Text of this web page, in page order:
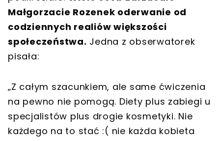
Małgorzacie Rozenek oderwanie od
codziennych realiów większości
społeczeństwa. Jedna z obserwatorek
pisała:
„Z całym szacunkiem, ale same ćwiczenia
na pewno nie pomogą. Diety plus zabiegi u
specjalistów plus drogie kosmetyki. Nie
każdego na to stać :( nie każda kobieta